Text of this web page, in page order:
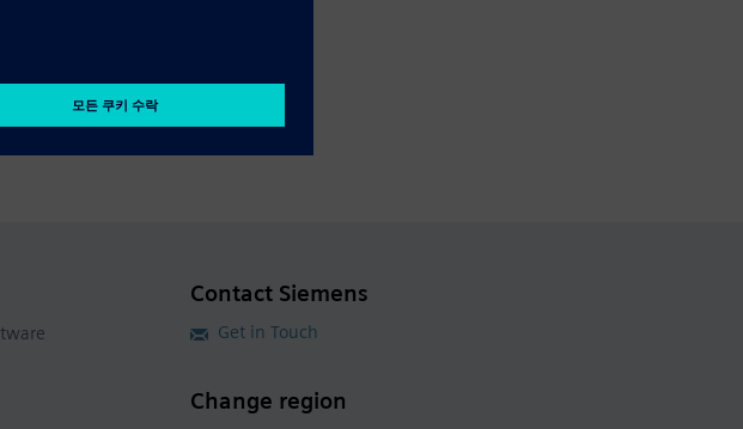
Contact Siemens
Get in Touch
Change region